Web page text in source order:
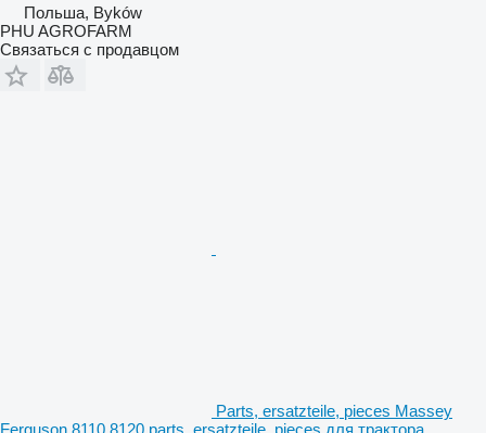
Польша, Byków
PHU AGROFARM
Связаться с продавцом
Parts, ersatzteile, pieces Massey
Ferguson 8110 8120 parts, ersatzteile, pieces для трактора